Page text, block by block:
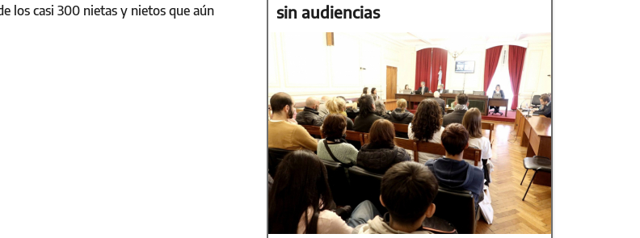
los casi 300 nietas y nietos que aún
sin audiencias